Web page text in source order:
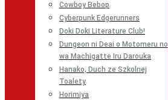
Cowboy Bebop
Cyberpunk Edgerunners
Doki Doki Literature Club!
Dungeon ni Deai o Motomeru no
wa Machigatte Iru Darouka
Hanako, Duch ze Szkolnej
Toalety
Horimiya